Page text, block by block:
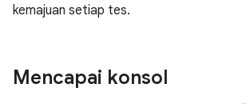
kemajuan setiap tes.
Mencapai konsol